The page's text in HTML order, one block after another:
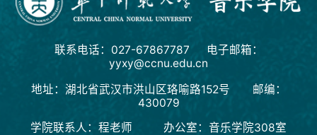
联系电话：027-67867787 电子邮箱：
yyxy@ccnu.edu.cn
地址：湖北省武汉市洪山区珞喻路152号 邮编：
430079
学院联系人：程老师 办公室：音乐学院308室